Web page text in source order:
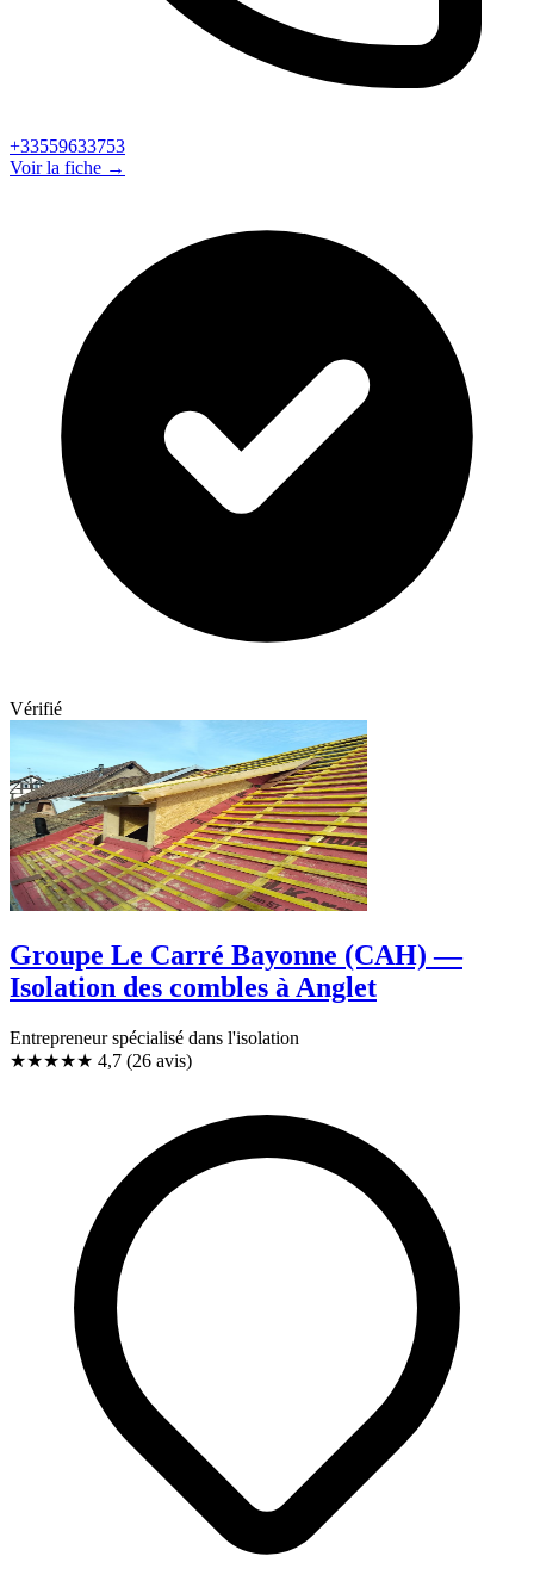
+33559633753
Voir la fiche →
Vérifié
Groupe Le Carré Bayonne (CAH) —
Isolation des combles à Anglet
Entrepreneur spécialisé dans l'isolation
★★★★★ 4,7 (26 avis)